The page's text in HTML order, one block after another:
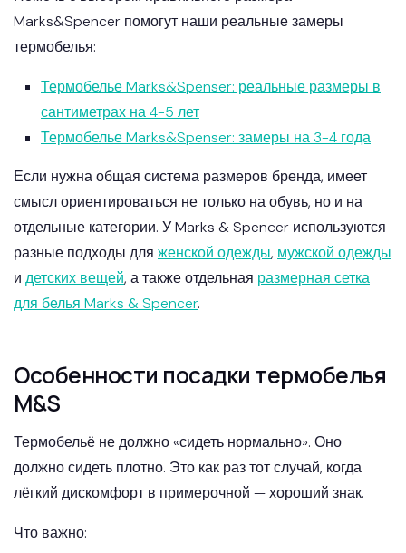
Marks&Spencer помогут наши реальные замеры
термобелья:
Термобелье Marks&Spenser: реальные размеры в
сантиметрах на 4-5 лет
Термобелье Marks&Spenser: замеры на 3-4 года
Если нужна общая система размеров бренда, имеет
смысл ориентироваться не только на обувь, но и на
отдельные категории. У Marks & Spencer используются
разные подходы для женской одежды, мужской одежды
и детских вещей, а также отдельная размерная сетка
для белья Marks & Spencer.
Особенности посадки термобелья
M&S
Термобельё не должно «сидеть нормально». Оно
должно сидеть плотно. Это как раз тот случай, когда
лёгкий дискомфорт в примерочной — хороший знак.
Что важно: